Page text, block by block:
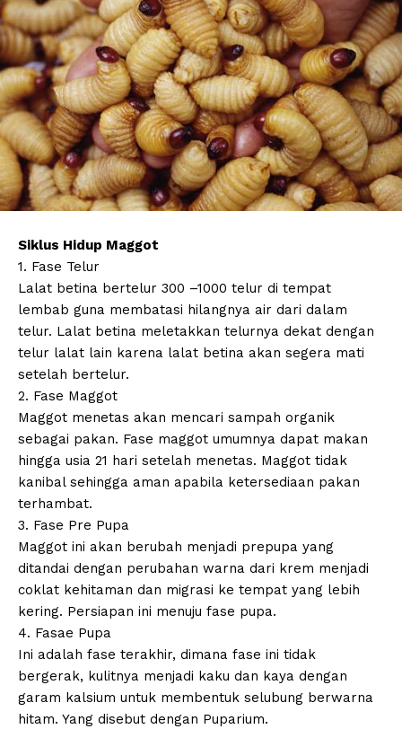
Siklus Hidup Maggot
1. Fase Telur
Lalat betina bertelur 300 –1000 telur di tempat
lembab guna membatasi hilangnya air dari dalam
telur. Lalat betina meletakkan telurnya dekat dengan
telur lalat lain karena lalat betina akan segera mati
setelah bertelur.
2. Fase Maggot
Maggot menetas akan mencari sampah organik
sebagai pakan. Fase maggot umumnya dapat makan
hingga usia 21 hari setelah menetas. Maggot tidak
kanibal sehingga aman apabila ketersediaan pakan
terhambat.
3. Fase Pre Pupa
Maggot ini akan berubah menjadi prepupa yang
ditandai dengan perubahan warna dari krem menjadi
coklat kehitaman dan migrasi ke tempat yang lebih
kering. Persiapan ini menuju fase pupa.
4. Fasae Pupa
Ini adalah fase terakhir, dimana fase ini tidak
bergerak, kulitnya menjadi kaku dan kaya dengan
garam kalsium untuk membentuk selubung berwarna
hitam. Yang disebut dengan Puparium.